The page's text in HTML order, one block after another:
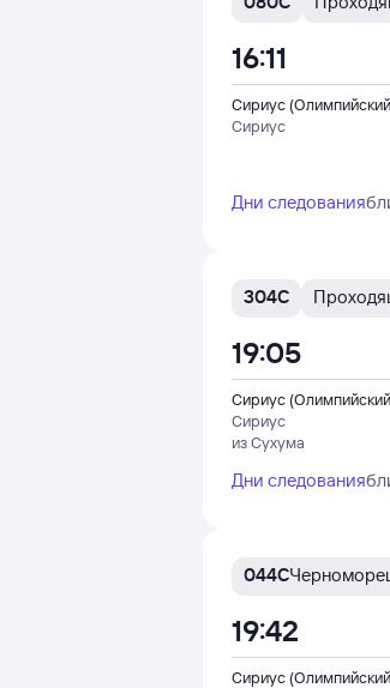
Сириус
Сириус
16:11
Дни следования
304С
Сириус
Сириус
из Сухума
19:05
Дни следования
044С
Сириус
19:42